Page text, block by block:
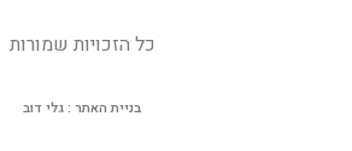
כל הזכויות שמורות
בניית האתר : גלי דוב